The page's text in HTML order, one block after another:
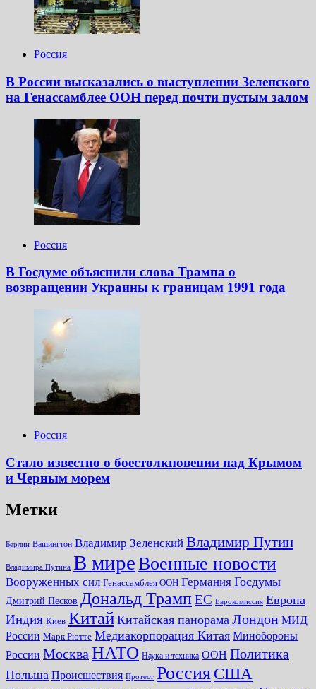
Россия
В России высказались о выступлении Зеленского
на Генассамблее ООН перед почти пустым залом
Россия
В Госдуме объяснили слова Трампа о
возвращении Украины к границам 1991 года
Россия
Стало известно о боестолкновении над Крымом
и Черным морем
Метки
Берлин Вашингтон Владимир Зеленский Владимир Путин
Владимира Путина В миреВоенные новости
Вооруженных сил Генассамблея ООН Германия Госдумы
Дмитрий Песков Дональд ТрампЕС Еврокомиссия Европа
Индия Киев Китай Китайская панорама Лондон МИД
России Марк Рютте Медиакорпорация Китая Минобороны
России Москва НАТО Наука и техника ООН Политика
Польша Происшествия Протест Россия США